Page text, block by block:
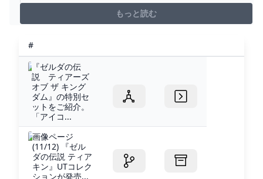
うかわからないですがなにかヒントになったらいいかと
思い、やっていきます。ティアキンはやりこみ要素が多
「ゼルダの伝説...
もっと読む
#
『ゼルダの伝
説 ティアーズ
オブ ザ キング
ダム』の特別セ
ットをご紹介。
「アイコ...
画像ページ
(11/12) 『ゼル
ダの伝説 ティア
キン』UTコレク
ションが発売...